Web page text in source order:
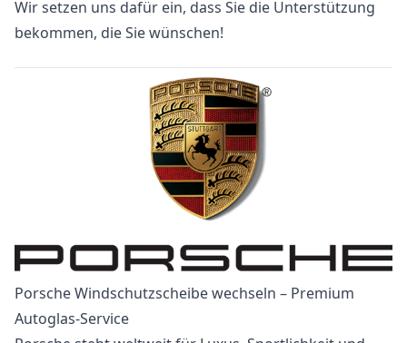
Wir setzen uns dafür ein, dass Sie die Unterstützung
bekommen, die Sie wünschen!
Porsche Windschutzscheibe wechseln – Premium
Autoglas-Service